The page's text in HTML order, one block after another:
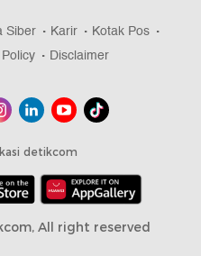
Siber Karir
Kotak Pos
Disclaimer
detikcom
All right reserved